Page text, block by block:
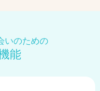
いのための
能